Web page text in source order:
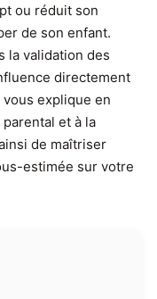
ou réduit son
de son enfant.
la validation des
directement
explique en
et à la
de maîtriser
estimée sur votre